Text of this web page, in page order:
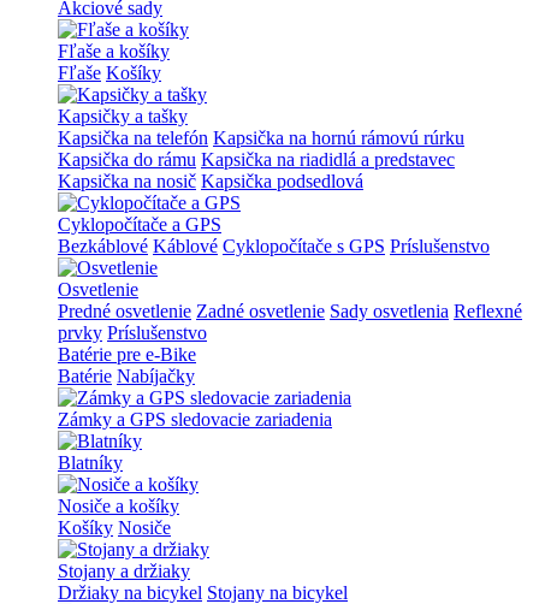
Akciové sady
Fľaše a košíky
Fľaše Košíky
Kapsičky a tašky
Kapsička na telefón Kapsička na hornú rámovú rúrku
Kapsička do rámu Kapsička na riadidlá a predstavec
Kapsička na nosič Kapsička podsedlová
Cyklopočítače a GPS
Bezkáblové Káblové Cyklopočítače s GPS Príslušenstvo
Osvetlenie
Predné osvetlenie Zadné osvetlenie Sady osvetlenia Reflexné
prvky Príslušenstvo
Batérie pre e-Bike
Batérie Nabíjačky
Zámky a GPS sledovacie zariadenia
Blatníky
Nosiče a košíky
Košíky Nosiče
Stojany a držiaky
Držiaky na bicykel Stojany na bicykel